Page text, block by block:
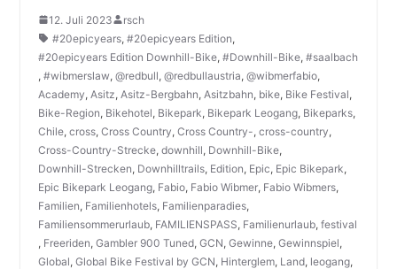
12. Juli 2023
rsch
#20epicyears, #20epicyears Edition,
#20epicyears Edition Downhill-Bike, #Downhill-Bike, #saalbach
, #wibmerslaw, @redbull, @redbullaustria, @wibmerfabio,
Academy, Asitz, Asitz-Bergbahn, Asitzbahn, bike, Bike Festival,
Bike-Region, Bikehotel, Bikepark, Bikepark Leogang, Bikeparks,
Chile, cross, Cross Country, Cross Country-, cross-country,
Cross-Country-Strecke, downhill, Downhill-Bike,
Downhill-Strecken, Downhilltrails, Edition, Epic, Epic Bikepark,
Epic Bikepark Leogang, Fabio, Fabio Wibmer, Fabio Wibmers,
Familien, Familienhotels, Familienparadies,
Familiensommerurlaub, FAMILIENSPASS, Familienurlaub, festival
, Freeriden, Gambler 900 Tuned, GCN, Gewinne, Gewinnspiel,
Global, Global Bike Festival by GCN, Hinterglem, Land, leogang,